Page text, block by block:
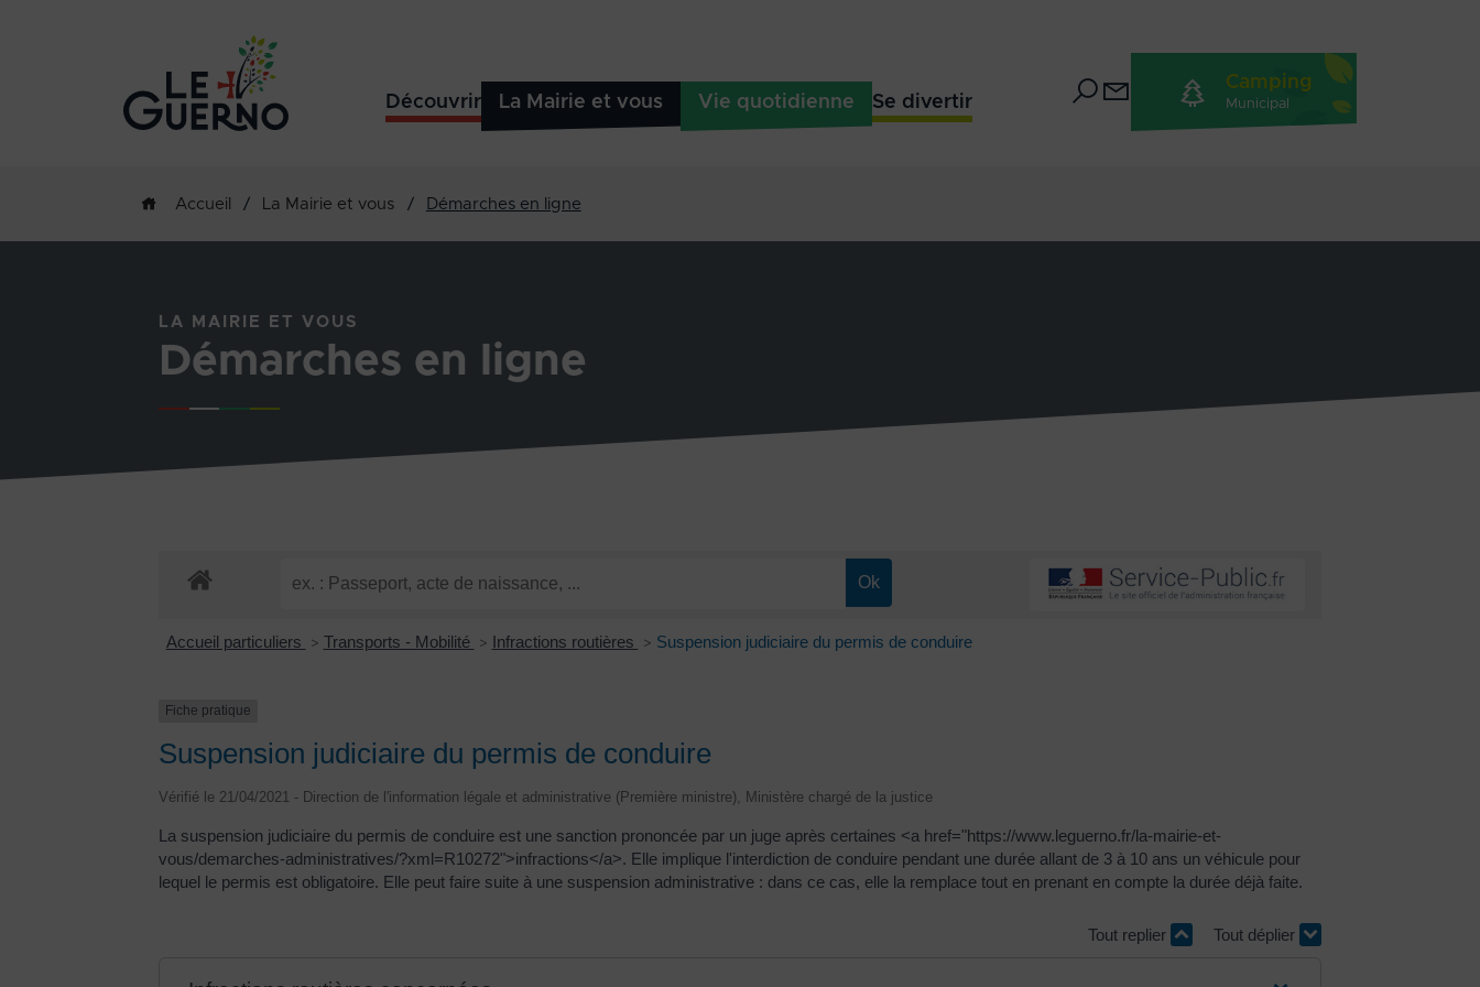
Découvrir La Mairie et vous Vie quotidienne Se divertir
Camping
Municipal
Accueil / La Mairie et vous / Démarches en ligne
LA MAIRIE ET VOUS
Démarches en ligne
Accueil particuliers > Transports - Mobilité > Infractions routières > Suspension judiciaire du permis de conduire
Fiche pratique
Suspension judiciaire du permis de conduire
Vérifié le 21/04/2021 - Direction de l'information légale et administrative (Première ministre), Ministère chargé de la justice
La suspension judiciaire du permis de conduire est une sanction prononcée par un juge après certaines <a href="https://www.leguerno.fr/la-mairie-et-
vous/demarches-administratives/?xml=R10272">infractions</a>. Elle implique l'interdiction de conduire pendant une durée allant de 3 à 10 ans un véhicule pour
lequel le permis est obligatoire. Elle peut faire suite à une suspension administrative : dans ce cas, elle la remplace tout en prenant en compte la durée déjà faite.
Tout replier Tout déplier